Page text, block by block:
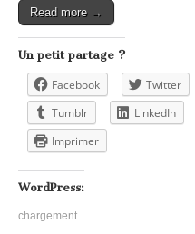
Read more →
Un petit partage ?
Facebook Twitter
Tumblr
LinkedIn
Imprimer
WordPress:
chargement…